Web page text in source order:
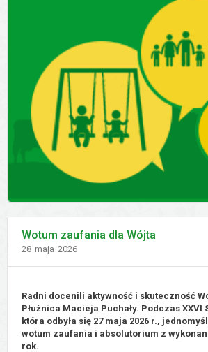
Wotum zaufania dla Wójta
Dodano
28 maja 2026
Radni docenili aktywność i skuteczność
Płużnica Macieja Puchały. Podczas XXVI
która odbyła się 27 maja 2026 r.,
wotum zaufania i absolutorium z
rok.